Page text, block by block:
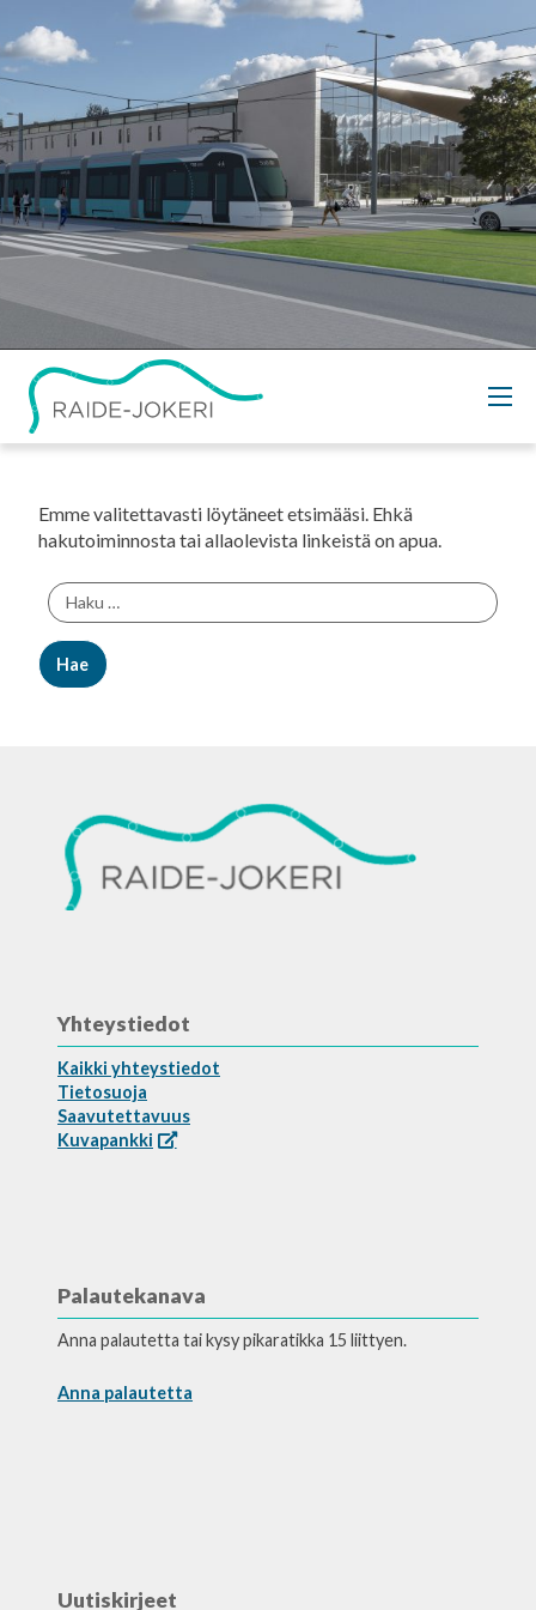
Siirry
sisältöön
Uutiset
Emme valitettavasti löytäneet etsimääsi. Ehkä
hakutoiminnosta tai allaolevista linkeistä on apua.
Haku:
Yhteystiedot
Kaikki yhteystiedot
Tietosuoja
Saavutettavuus
Kuvapankki
Palautekanava
Anna palautetta tai kysy pikaratikka 15 liittyen.
Anna palautetta
Uutiskirjeet